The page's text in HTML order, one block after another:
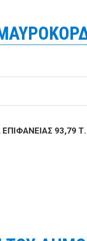
της Τοπικής
93,79
ΣΤΟ ΒΌΛΟ